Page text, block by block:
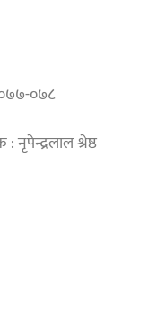
०७८
नृपेन्द्रलाल श्रेष्ठ